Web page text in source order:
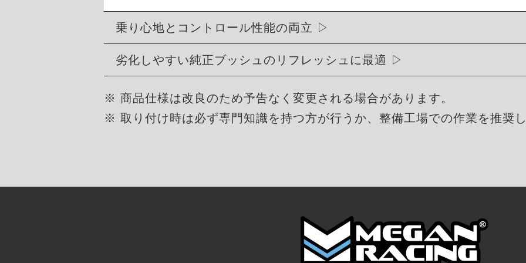
乗り心地とコントロール性能の両立
劣化しやすい純正ブッシュのリフレッシュに最適
※ 商品仕様は改良のため予告なく変更される場合があります。
※ 取り付け時は必ず専門知識を持つ方が行うか、整備工場での作業を推奨